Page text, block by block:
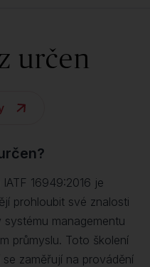
určen
16949:2016 je
prohloubit své znalosti
managementu
průmyslu. Toto školení
zaměřují na provádění